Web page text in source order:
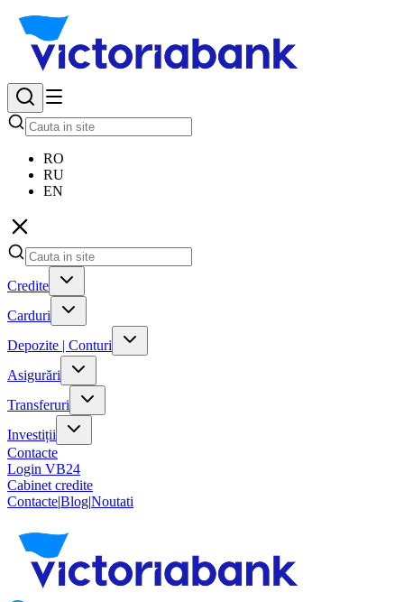
RO
RU
EN
Credite
Carduri
Depozite | Conturi
Asigurări
Transferuri
Investiții
Contacte
Login VB24
Cabinet credite
Contacte|Blog|Noutati